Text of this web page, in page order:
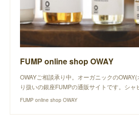
FUMP online shop OWAY
OWAYご相談承り中。オーガニックの
り扱いの銀座FUMPの通販サイトです。シ
FUMP online shop OWAY